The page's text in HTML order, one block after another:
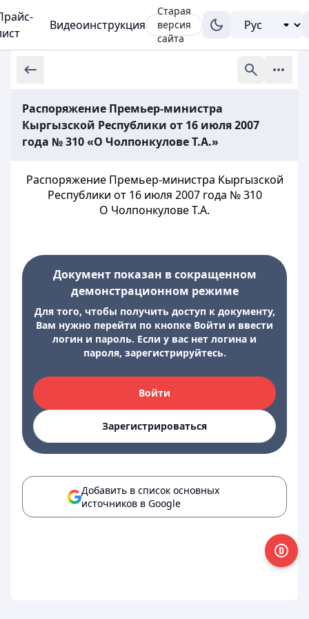
Видеоинструкция
Старая
версия
сайта
Распоряжение Премьер-министра
Кыргызской Республики от 16 июля 2007
года № 310 «О Чолпонкулове Т.А.»
Распоряжение Премьер-министра Кыргызской
Республики от 16 июля 2007 года № 310
О Чолпонкулове Т.А.
Документ показан в сокращенном
демонстрационном режиме
Для того, чтобы получить доступ к документу,
Вам нужно перейти по кнопке Войти и ввести
логин и пароль. Если у вас нет логина и
пароля, зарегистрируйтесь.
Войти
Зарегистрироваться
Добавить в список основных
источников в Google